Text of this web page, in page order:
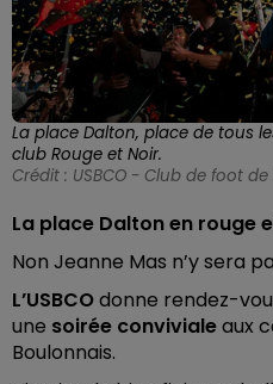
La place Dalton, place de tous
club Rouge et Noir.
Crédit : USBCO - Club de foot
La place Dalton en rouge
Non Jeanne Mas n’y sera
L’USBCOdonne rendez-
une soirée convivialeaux
Boulonnais.